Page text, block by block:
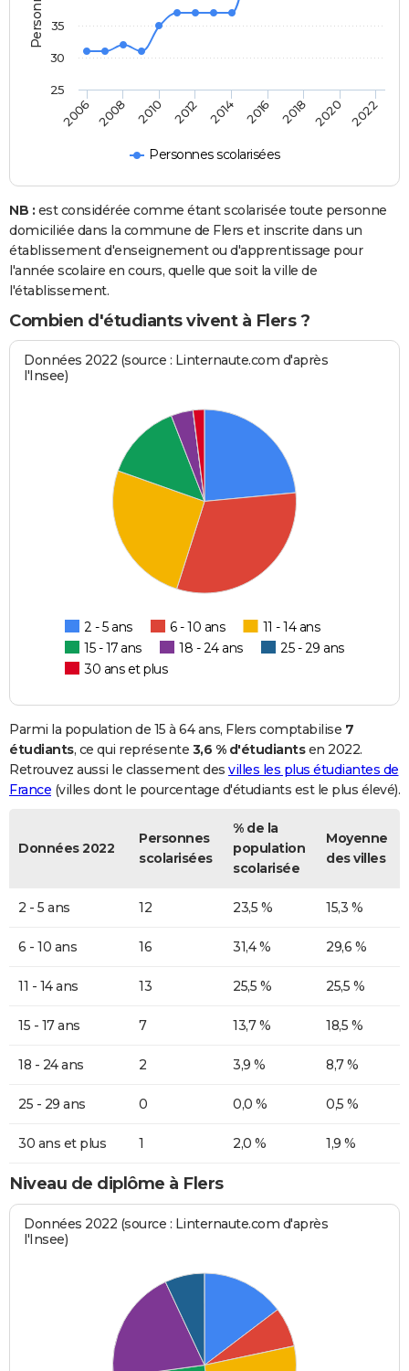
Personnes scolarisées
2006 2008 2010 2012 2014 2016 2018 2020 2022
25
30
35
NB : est considérée comme étant scolarisée toute personne
domiciliée dans la commune de Flers et inscrite dans un
établissement d'enseignement ou d'apprentissage pour
l'année scolaire en cours, quelle que soit la ville de
l'établissement.
Combien d'étudiants vivent à Flers ?
Données 2022 (source : Linternaute.com d'après
l'Insee)
2 - 5 ans 6 - 10 ans
11 - 14 ans
15 - 17 ans
18 - 24 ans
25 - 29 ans
30 ans et plus
Parmi la population de 15 à 64 ans, Flers comptabilise 7
étudiants, ce qui représente 3,6 % d'étudiantsen 2022.
Retrouvez aussi le classement des villes les plus étudiantes de
France (villes dont le pourcentage d'étudiants est le plus élevé).
Données 2022
Personnes
scolarisées
% de la
population
scolarisée
Moyenne
des villes
2 - 5 ans 12 23,5 % 15,3 %
6 - 10 ans 16 31,4 % 29,6 %
11 - 14 ans 13 25,5 % 25,5 %
15 - 17 ans 7 13,7 % 18,5 %
18 - 24 ans 2 3,9 % 8,7 %
25 - 29 ans 0 0,0 % 0,5 %
30 ans et plus 1 2,0 % 1,9 %
Niveau de diplôme à Flers
Données 2022 (source : Linternaute.com d'après
l'Insee)